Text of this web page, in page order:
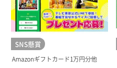
SNS懸賞
Amazonギフトカード1万円分他